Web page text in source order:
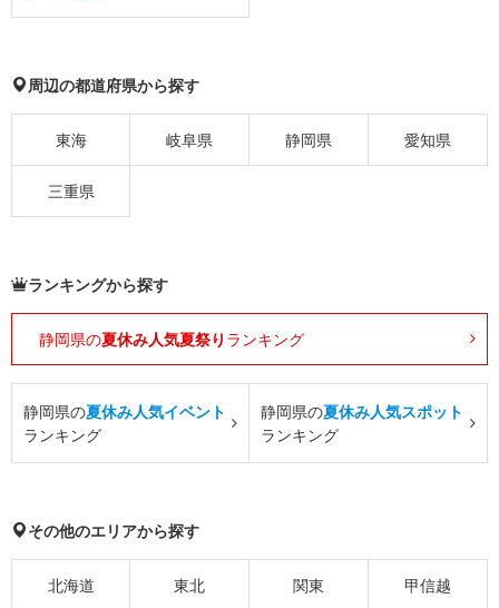
周辺の都道府県から探す
東海 岐阜県 静岡県 愛知県
三重県
ランキングから探す
静岡県の夏休み人気夏祭り ランキング
静岡県の夏休み人気イベント
ランキング
静岡県の夏休み人気スポット
ランキング
その他のエリアから探す
北海道 東北 関東 甲信越